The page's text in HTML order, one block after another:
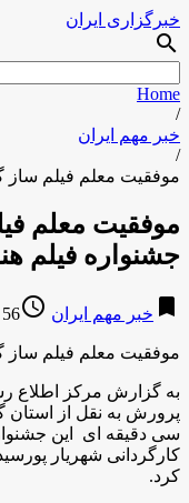
خبرگزاری ایران
search
Home
/
خبر مهم ایران
/
موفقیت معلم فیلم ساز
موفقیت معلم
جشنواره فیلم
bookmark خبر مهم ایران access_time
56 years ago
موفقیت معلم فیلم ساز
به گزارش مركز اطلاع
پرورش به نقل از استان
سی دقیقه ای این
کارگردانی شهریار
کرد.